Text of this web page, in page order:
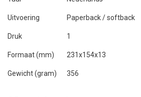
Uitvoering Paperback / softback
Druk 1
Formaat (mm) 231x154x13
Gewicht (gram) 356